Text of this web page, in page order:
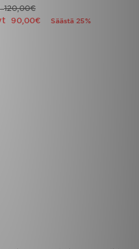
120,00€
90,00€ Säästä 25%